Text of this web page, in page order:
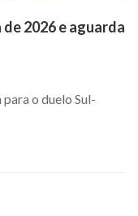
2026 e aguarda
o duelo Sul-